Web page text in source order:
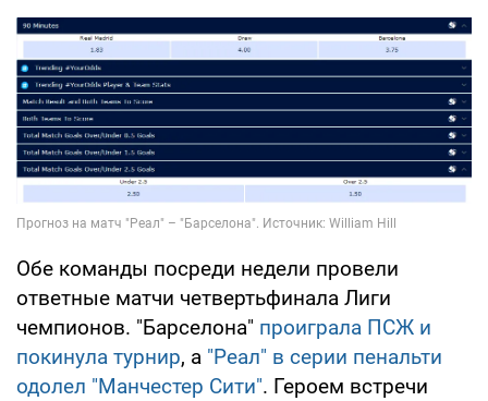
Обе команды посреди недели провели
ответные матчи четвертьфинала Лиги
чемпионов. "Барселона" проиграла ПСЖ и
покинула турнир, а "Реал" в серии пенальти
одолел "Манчестер Сити". Героем встречи